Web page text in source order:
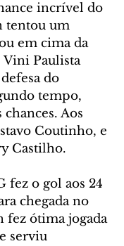
incrível do
tentou um
em cima da
Vini Paulista
do
tempo,
chances. Aos
Coutinho, e
Castilho.
fez o gol aos 24
chegada no
fez ótima jogada
serviu